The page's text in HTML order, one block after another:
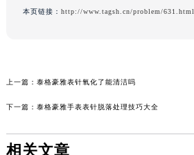
本页链接： http://www.tagsh.cn/problem/631.html
上一篇： 泰格豪雅表针氧化了能清洁吗
下一篇： 泰格豪雅手表表针脱落处理技巧大全
相关文章